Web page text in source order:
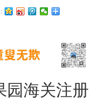
园海关注册